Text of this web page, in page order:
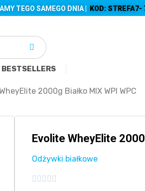
TEGO SAMEGO DNIA | KOD: STREFA7-
BESTSELLERS
2000g Białko MIX WPI WPC
Evolite WheyElite
Odżywki białkowe
    